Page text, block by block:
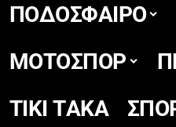
ΠΟΔΟΣΦΑΙΡΟ
ΜΟΤΟΣΠΟΡ
TIKΙ TΑΚΑ